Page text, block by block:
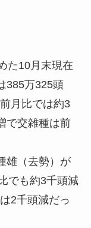
た10月末現在
385万325頭
月比では約3
で交雑種は前
雄（去勢）が
でも約3千頭減
2千頭減だっ